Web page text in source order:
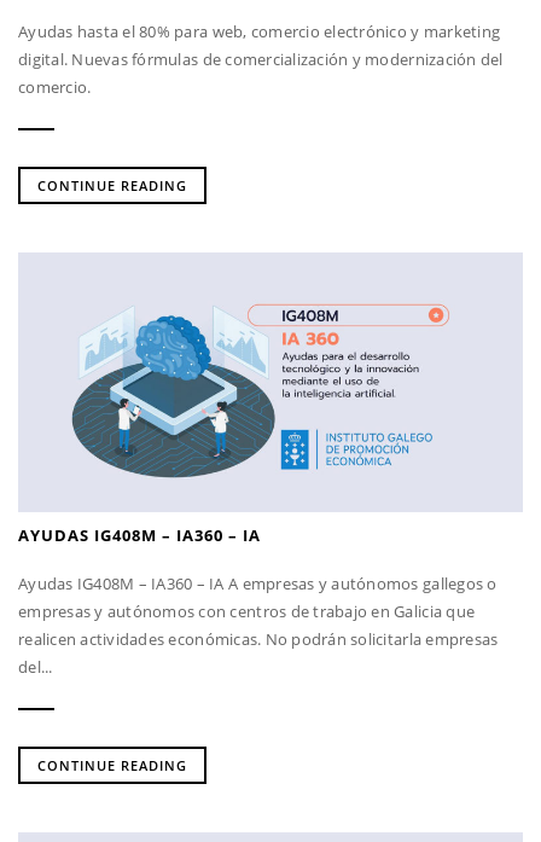
Ayudas hasta el 80% para web, comercio electrónico y marketing
digital. Nuevas fórmulas de comercialización y modernización del
comercio.
CONTINUE READING
AYUDAS IG408M – IA360 – IA
Ayudas IG408M – IA360 – IA A empresas y autónomos gallegos o
empresas y autónomos con centros de trabajo en Galicia que
realicen actividades económicas. No podrán solicitarla empresas
del...
CONTINUE READING